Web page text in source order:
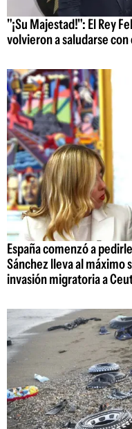
"¡Su Majestad!": El Rey
volvieron a saludarse
España comenzó a
Sánchez lleva al máximo
invasión migratoria a